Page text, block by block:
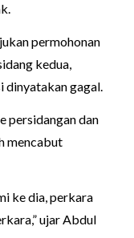
permohonan
kedua,
dinyatakan gagal.
persidangan dan
mencabut
ke dia, perkara
ujar Abdul